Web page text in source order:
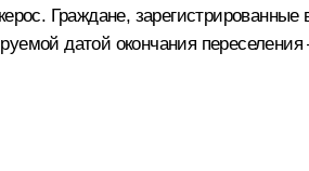
Граждане,
датой окончания